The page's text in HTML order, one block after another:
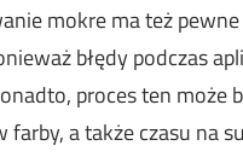
mokrema też
błędy podczas
proces ten
a także czasu na